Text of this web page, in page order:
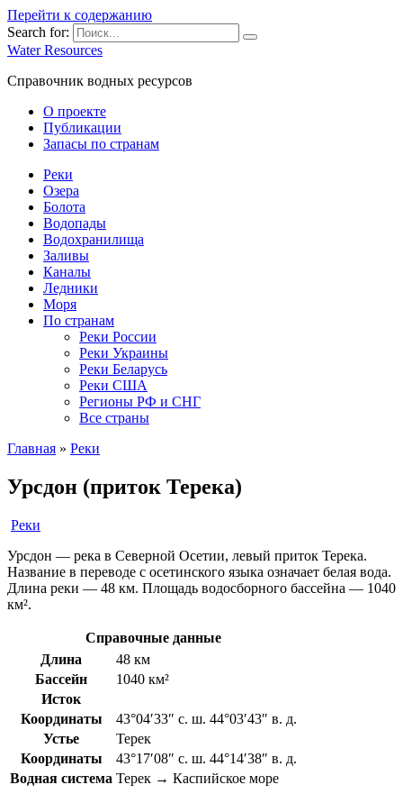
Перейти к содержанию
Search for:
Water Resources
Справочник водных ресурсов
О проекте
Публикации
Запасы по странам
Реки
Озера
Болота
Водопады
Водохранилища
Заливы
Каналы
Ледники
Моря
По странам
Реки России
Реки Украины
Реки Беларусь
Реки США
Регионы РФ и СНГ
Все страны
Главная » Реки
Урсдон (приток Терека)
Реки
Урсдон — река в Северной Осетии, левый приток Терека.
Название в переводе с осетинского языка означает белая вода.
Длина реки — 48 км. Площадь водосборного бассейна — 1040
км².
Справочные данные
Длина
48 км
Бассейн
1040 км²
Исток
Координаты
43°04′33″ с. ш. 44°03′43″ в. д.
Устье
Терек
Координаты
43°17′08″ с. ш. 44°14′38″ в. д.
Водная система Терек → Каспийское море